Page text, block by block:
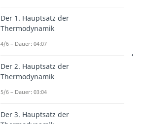
Prozessender Fall.
erreicht,
wodurch sich die
Polytropenmit
Je schneller der Prozess abläuft,
desto mehr nähert sich die Kurve
Der 1. Hauptsatz der
Thermodynamik
4/6 – Dauer: 04:07
Der 2. Hauptsatz der
Thermodynamik
5/6 – Dauer: 03:04
Der 3. Hauptsatz der